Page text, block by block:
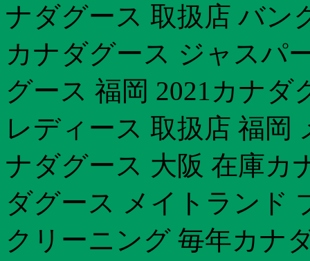
ナダグース 取扱店 バン
カナダグース ジャスパ
グース 福岡 2021カナダ
レディース 取扱店 福岡
ナダグース 大阪 在庫カ
ダグース メイトランド
クリーニング 毎年カナ